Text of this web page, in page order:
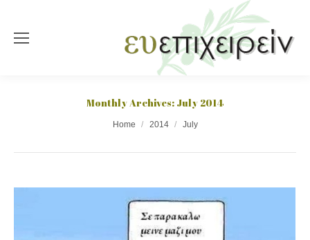
Monthly Archives: July 2014
Home 2014 July